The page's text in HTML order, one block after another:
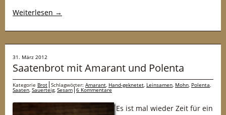
Weiterlesen →
31. März 2012
Saatenbrot mit Amarant und Polenta
Kategorie Brot Schlagwörter: Amarant, Hand-geknetet, Leinsamen, Mohn, Polenta,
Saaten, Sauerteig, Sesam 6 Kommentare
Es ist mal wieder Zeit für ein